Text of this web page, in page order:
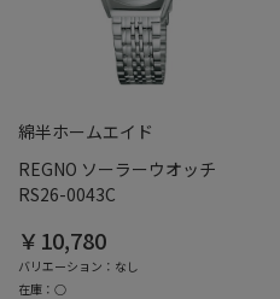
綿半ホームエイド
REGNO ソーラーウオッチ
RS26-0043C
￥10,780
バリエーション：なし
在庫：○